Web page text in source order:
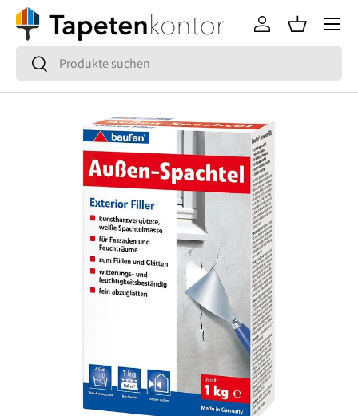
Direkt zum Inhalt
Suchen
Suchen
Einloggen
Menü